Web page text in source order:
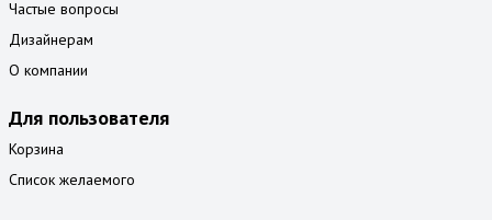
Частые вопросы
Дизайнерам
О компании
Для пользователя
Корзина
Список желаемого